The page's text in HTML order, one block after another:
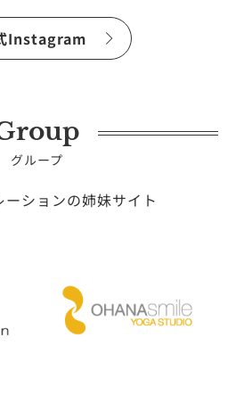
Instagram
グループ
ーションの姉妹サイト